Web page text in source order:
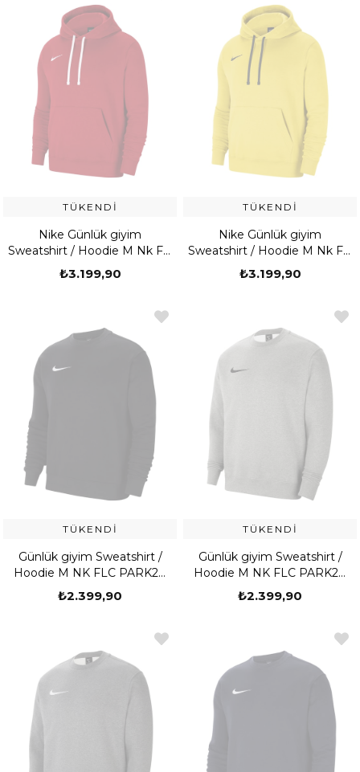
TÜKENDI
Nike Günlük giyim
Sweatshirt / Hoodie M Nk Flc
Park20 Po Hoodie
₺3.199,90
TÜKENDI
Nike Günlük giyim
Sweatshirt / Hoodie M Nk Flc
Park20 Po Hoodie
₺3.199,90
TÜKENDI
Günlük giyim Sweatshirt /
Hoodie M NK FLC PARK20
CREW
₺2.399,90
TÜKENDI
Günlük giyim Sweatshirt /
Hoodie M NK FLC PARK20
CREW
₺2.399,90